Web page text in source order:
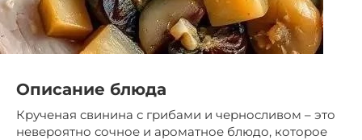
Описание блюда
Крученая свинина с грибами и черносливом – это
невероятно сочное и ароматное блюдо, которое